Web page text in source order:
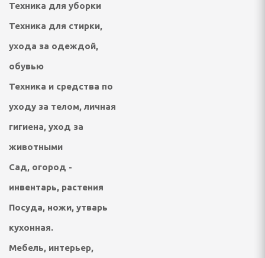
и фруктов
сахарной
газовые шашлычницы
Техника для уборки
Техника для стирки,
ухода за одеждой,
обувью
Техника и средства по
уходу за телом, личная
гигиена, уход за
животными
Сад, огород -
инвентарь, растения
Посуда, ножи, утварь
кухонная.
Мебель, интерьер,